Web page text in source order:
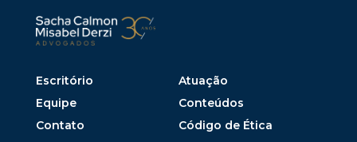
Escritório
Atuação
Equipe
Conteúdos
Contato
Código de Ética